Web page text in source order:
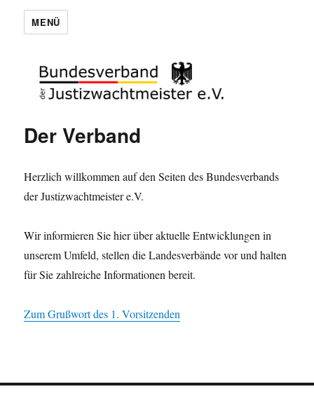
MENÜ
Der Verband
Herzlich willkommen auf den Seiten des Bundesverbands
der Justizwachtmeister e.V.
Wir informieren Sie hier über aktuelle Entwicklungen in
unserem Umfeld, stellen die Landesverbände vor und halten
für Sie zahlreiche Informationen bereit.
Zum Grußwort des 1. Vorsitzenden